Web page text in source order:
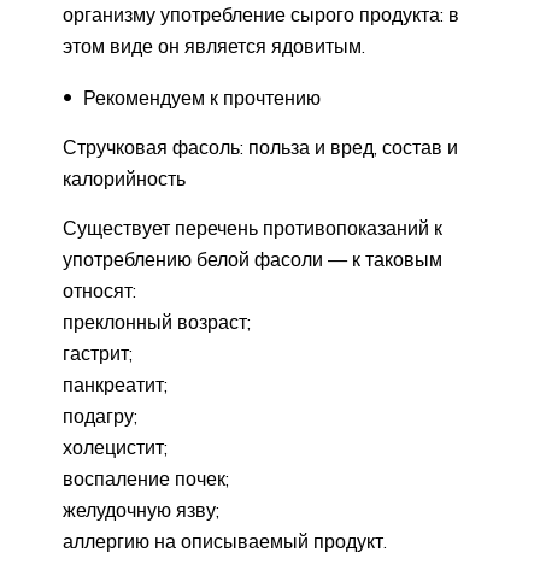
организму употребление сырого продукта: в
этом виде он является ядовитым.
Рекомендуем к прочтению
Стручковая фасоль: польза и вред, состав и
калорийность
Существует перечень противопоказаний к
употреблению белой фасоли — к таковым
относят:
преклонный возраст;
гастрит;
панкреатит;
подагру;
холецистит;
воспаление почек;
желудочную язву;
аллергию на описываемый продукт.